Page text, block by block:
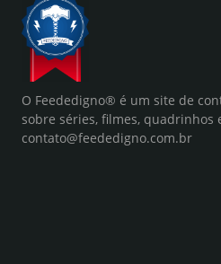
O Feededigno® é um site de
sobre séries, filmes, quadrinhos
contato@feededigno.com.br